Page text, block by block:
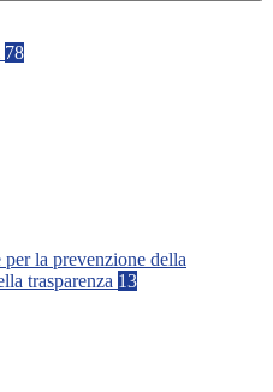
78
la prevenzione della
trasparenza 13